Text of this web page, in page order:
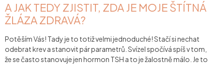
A JAK TEDY ZJISTIT, ZDA JE MOJE ŠTÍTNÁ
ŽLÁZA ZDRAVÁ?
Potěším Vás! Tady je to totiž velmi jednoduché! Stačí si nechat
odebrat krev a stanovit pár parametrů. Svízel spočívá spíš v tom,
že se často stanovuje jen hormon TSH a to je žalostně málo. Je to